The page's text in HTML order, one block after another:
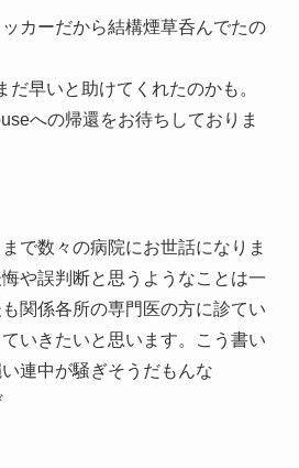
カーだから結構煙草呑んでたの
だ早いと助けてくれたのかも。
への帰還をお待ちしておりま
で数々の病院にお世話になりま
や誤判断と思うようなことは一
関係各所の専門医の方に診てい
いきたいと思います。こう書い
連中が騒ぎそうだもんな